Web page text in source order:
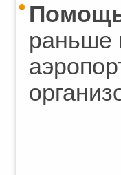
раньше